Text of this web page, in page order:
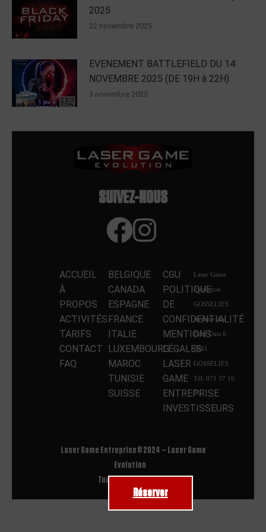
Réserver
2025
22 novembre 2025
EVENEMENT BATTLEFIELD DU 14
NOVEMBRE 2025 (DE 19H à 22H)
3 novembre 2025
SUIVEZ-NOUS
ACCUEIL
À
PROPOS
ACTIVITÉS
TARIFS
CONTACT
FAQ
BELGIQUE
CANADA
ESPAGNE
FRANCE
ITALIE
LUXEMBOURG
MAROC
TUNISIE
SUISSE
CGU
POLITIQUE
DE
CONFIDENTIALITÉ
MENTIONS
LÉGALES
LASER
GAME
ENTREPRISE
INVESTISSEURS
Laser Game
Evolution
GOSSELIES
Avenue des
Etats Unis 6
6041
GOSSELIES
Tél: 071 37 16
75
Laser Game Entreprise © 2024 – Laser Game
Evolution
Tous droits réservés